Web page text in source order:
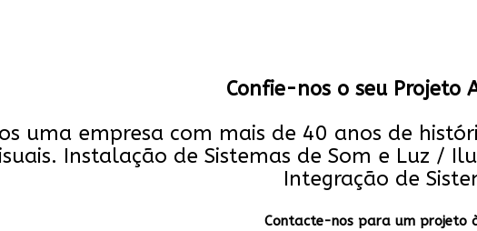
Confie-nos o seu Projeto
uma empresa com mais de 40 anos de
Instalação de Sistemas de Som e Luz /
Integração de
Contacte-nos para um projeto